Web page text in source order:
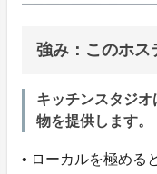
強み：このホス
キッチンスタジ
物を提供します。
• ローカルを極める